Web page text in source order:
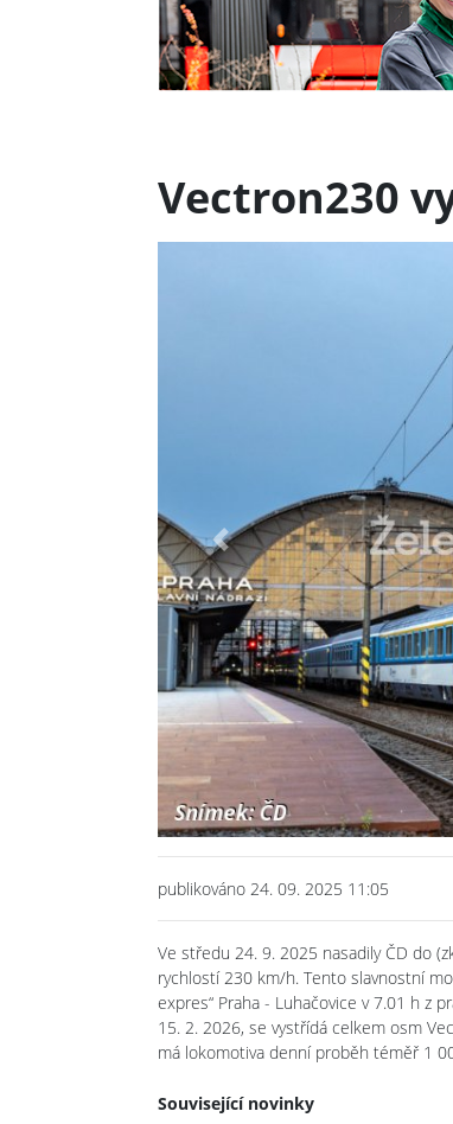
Vectron230
Previous
publikováno 24. 09. 2025 11:05
Ve středu 24. 9. 2025 nasadily ČD do
rychlostí 230 km/h. Tento slavnostní
expres“ Praha - Luhačovice v 7.01 h z
15. 2. 2026, se vystřídá celkem osm
má lokomotiva denní proběh téměř 1
Související novinky